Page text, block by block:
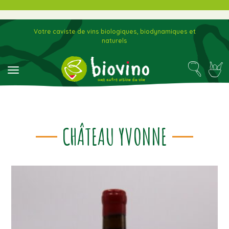
toggle navigation
Votre caviste de vins biologiques, biodynamiques et
naturels
CHÂTEAU YVONNE